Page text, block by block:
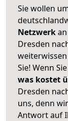
Sie wollen
Netzwerk
Dresden
Sie! Wenn
was kostet
Dresden
uns, denn
Antwort auf